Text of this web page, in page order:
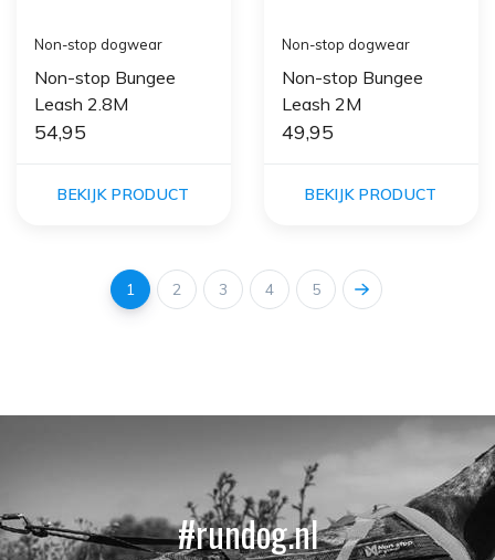
Non-stop dogwear
Non-stop Bungee
Leash 2.8M
54,95
BEKIJK PRODUCT
Non-stop dogwear
Non-stop Bungee
Leash 2M
49,95
BEKIJK PRODUCT
1 2 3 4 5
#rundog.nl